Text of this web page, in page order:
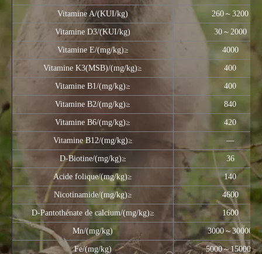
Vitamine A/(KUI/kg) 260～3200
Vitamine D3/(KUI/kg) 30～2000
Vitamine E/(mg/kg)≥ 4000
Vitamine K3(MSB)/(mg/kg)≥ 400
Vitamine B1/(mg/kg)≥ 400
Vitamine B2/(mg/kg)≥ 840
Vitamine B6/(mg/kg)≥ 420
Vitamine B12/(mg/kg)≥ —
D-Biotine/(mg/kg)≥ 36
Acide folique/(mg/kg)≥ 140
Nicotinamide/(mg/kg)≥ 4600
D-Pantothénate de calcium/(mg/kg)≥ 1600
Mn/(mg/kg) 3000～30000
Fe/(mg/kg) 5000～150000